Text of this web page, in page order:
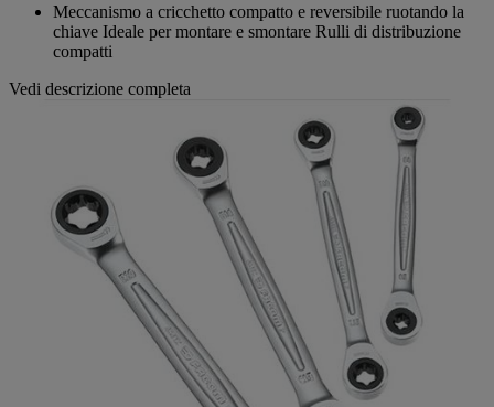
pagina.
Meccanismo a cricchetto compatto e reversibile ruotando la
chiave Ideale per montare e smontare Rulli di distribuzione
compatti
Vedi descrizione completa